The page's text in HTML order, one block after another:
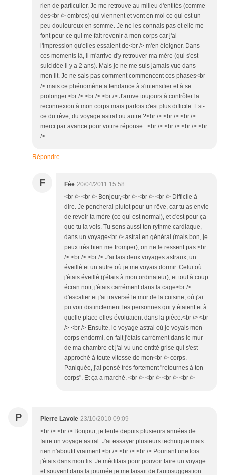
rien de particulier. Je me retrouve au milieu d'entités (comme
des<br /> ombres) qui viennent et vont en moi ce qui est un
peu douloureux en somme. Je ne les connais pas et elle me
font peur ce qui me fait revenir à mon corps car j'ai
l'impression qu'elles essaient de<br /> m'en éloigner. Dans
ces moments là, il m'arrive d'y retrouver ma mère (qui s'est
suicidée il y a 2 ans). Mais je ne me suis jamais vue dans
mon lit. Je ne sais pas comment commencent ces phases<br
/> mais ce phénomène a tendance à s'intensifier et à se
prolonger.<br /> <br /> <br /> J'arrive toujours à contrôler la
reconnexion à mon corps mais parfois c'est plus difficile. Est-
ce du rêve, du voyage astral ou autre ?<br /> <br /> <br />
merci par avance pour votrre réponse...<br /> <br /> <br /> <br
/>
Répondre
F Fée 20/04/2011 15:58
<br /> <br /> Bonjour,<br /> <br /> <br /> Difficile à
dire. Je pencherai plutot pour un rêve, car tu as envie
de revoir ta mère (ce qui est normal), et c'est pour ça
que tu la vois. Tu sens aussi ton rythme cardiaque,
dans un voyage<br /> astral en général (mais bon, je
peux très bien me tromper), on ne le ressent pas.<br
/> <br /> <br /> J'ai fais deux voyages astraux, un
éveillé et un autre où je me voyais dormir. Celui où
j'étais éveillé (j'étais à mon ordinateur), et tout à coup
écran noir, j'étais carrément dans la cage<br />
d'escalier et j'ai traversé le mur de la cuisine, où j'ai
pu voir distinctement les personnes qui y étaient et à
quelle place elles évoluaient dans la pièce.<br /> <br
/> <br /> Ensuite, le voyage astral où je voyais mon
corps endormi, en fait j'étais carrément dans le mur
de ma chambre et j'ai vu une entité grise qui s'est
approché à toute vitesse de mon<br /> corps.
Paniquée, j'ai pensé très fortement "retournes à ton
corps". Et ça a marché. <br /> <br /> <br /> <br />
P Pierre Lavoie 23/10/2010 09:09
<br /> <br /> Bonjour, je tente depuis plusieurs années de
faire un voyage astral. J'ai essayer plusieurs technique mais
rien n'aboutit vraiment.<br /> <br /> <br /> Pourtant une fois
j'étais dans mon lis. Je méditais pour pouvoir faire un voyage
et souvent dans la journée je me faisait de l'autosuggestion